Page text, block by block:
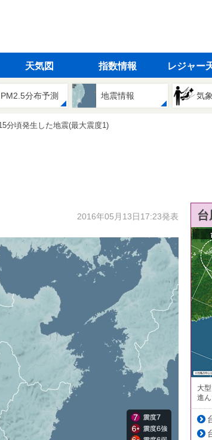
天気図 指数情報 レジャー
PM2.5分布予測 地震情報 気
分頃発生した地震(最大震度1)
2016年05月13日17:23発表
大
進